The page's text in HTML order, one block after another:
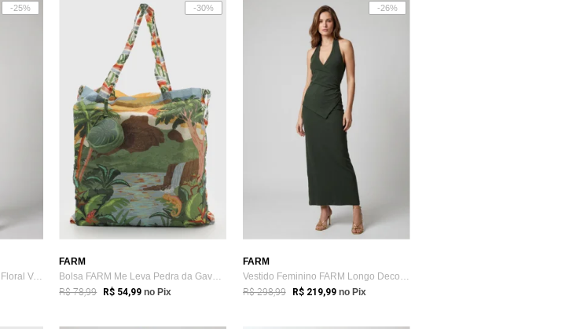
-25%
Vestido Feminino FARM Midi Floral Verde
-30%
FARM
Bolsa FARM Me Leva Pedra da Gavea Verde
R$ 78,99 R$ 54,99 no Pix
-26%
FARM
Vestido Feminino FARM Longo Decote V Verde
R$ 298,99 R$ 219,99 no Pix